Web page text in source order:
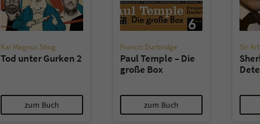
Kai Magnus Sting
Tod unter Gurken 2
zum Buch
Francis Durbridge
Paul Temple – Die
große Box
zum Buch
Sir